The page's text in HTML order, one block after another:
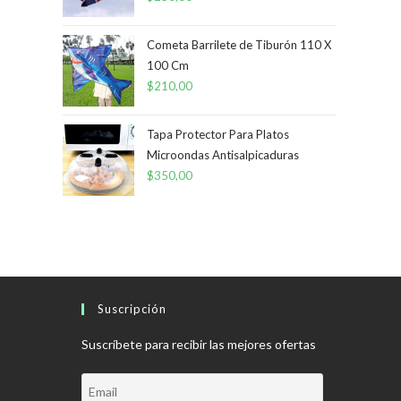
Cometa Barrilete de Tiburón 110 X
100 Cm
$210,00
Tapa Protector Para Platos
Microondas Antisalpicaduras
$350,00
Suscripción
Suscríbete para recibir las mejores ofertas